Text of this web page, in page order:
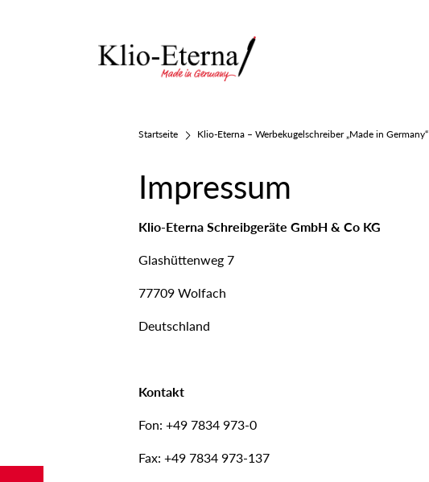
Startseite Klio-Eterna – Werbekugelschreiber „Made in Germany“
Impressum
Klio-Eterna Schreibgeräte GmbH & Co KG
Glashüttenweg 7
77709 Wolfach
Deutschland
Kontakt
Fon: +49 7834 973-0
Fax: +49 7834 973-137